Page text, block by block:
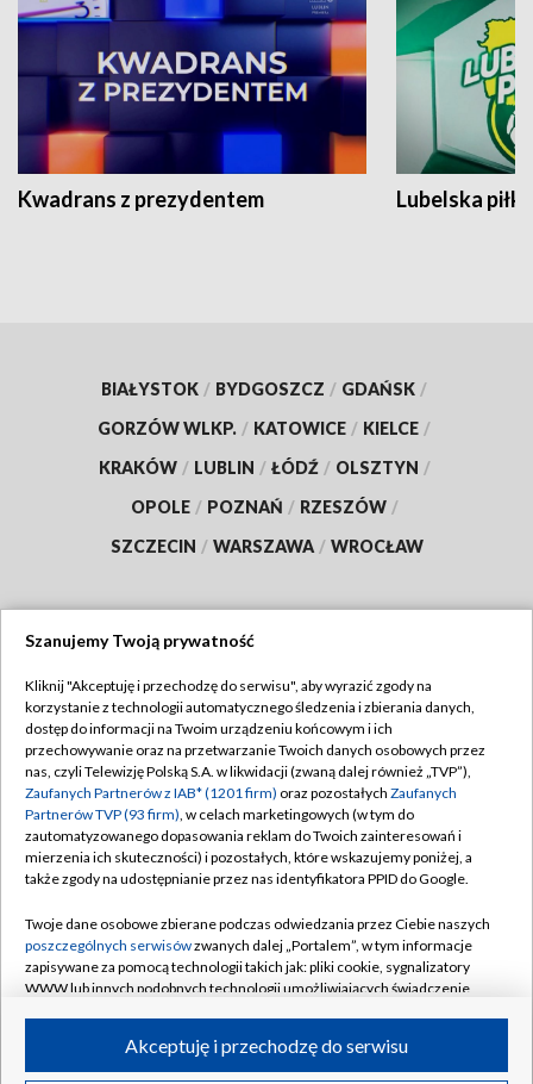
Kwadrans z prezydentem Lubelska piłka
BIAŁYSTOK / BYDGOSZCZ / GDAŃSK /
GORZÓW WLKP. / KATOWICE / KIELCE /
KRAKÓW / LUBLIN / ŁÓDŹ / OLSZTYN /
OPOLE / POZNAŃ / RZESZÓW /
SZCZECIN / WARSZAWA / WROCŁAW
TVP
Abonament TVP
Emisja w TVP
Centrum informacji TVP
Naziemna Telewizja Cyfrowa
Rada Programowa
System NOS
Informacje o nadawcy
Program dla prasy
Regulamin TVP
Polityka prywatności
Moje zgody
Pomoc
Kontakt
Kanały
Szanujemy Twoją prywatność
Kliknij "Akceptuję i przechodzę do serwisu", aby wyrazić zgody na
korzystanie z technologii automatycznego śledzenia i zbierania danych,
dostęp do informacji na Twoim urządzeniu końcowym i ich
przechowywanie oraz na przetwarzanie Twoich danych osobowych przez
nas, czyli Telewizję Polską S.A. w likwidacji (zwaną dalej również „TVP”),
Zaufanych Partnerów z IAB* (1201 firm) oraz pozostałych Zaufanych
Partnerów TVP (93 firm), w celach marketingowych (w tym do
zautomatyzowanego dopasowania reklam do Twoich zainteresowań i
mierzenia ich skuteczności) i pozostałych, które wskazujemy poniżej, a
także zgody na udostępnianie przez nas identyfikatora PPID do Google.
Twoje dane osobowe zbierane podczas odwiedzania przez Ciebie naszych
poszczególnych serwisówzwanych dalej „Portalem”, w tym informacje
zapisywane za pomocą technologii takich jak: pliki cookie, sygnalizatory
WWW lub innych podobnych technologii umożliwiających świadczenie
ruchu w Internecie.Akceptuję i przechodzę do serwisu